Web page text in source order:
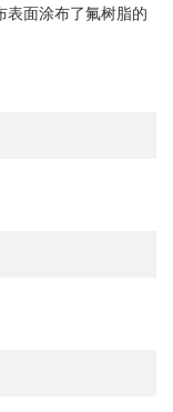
表面涂布了氟树脂的